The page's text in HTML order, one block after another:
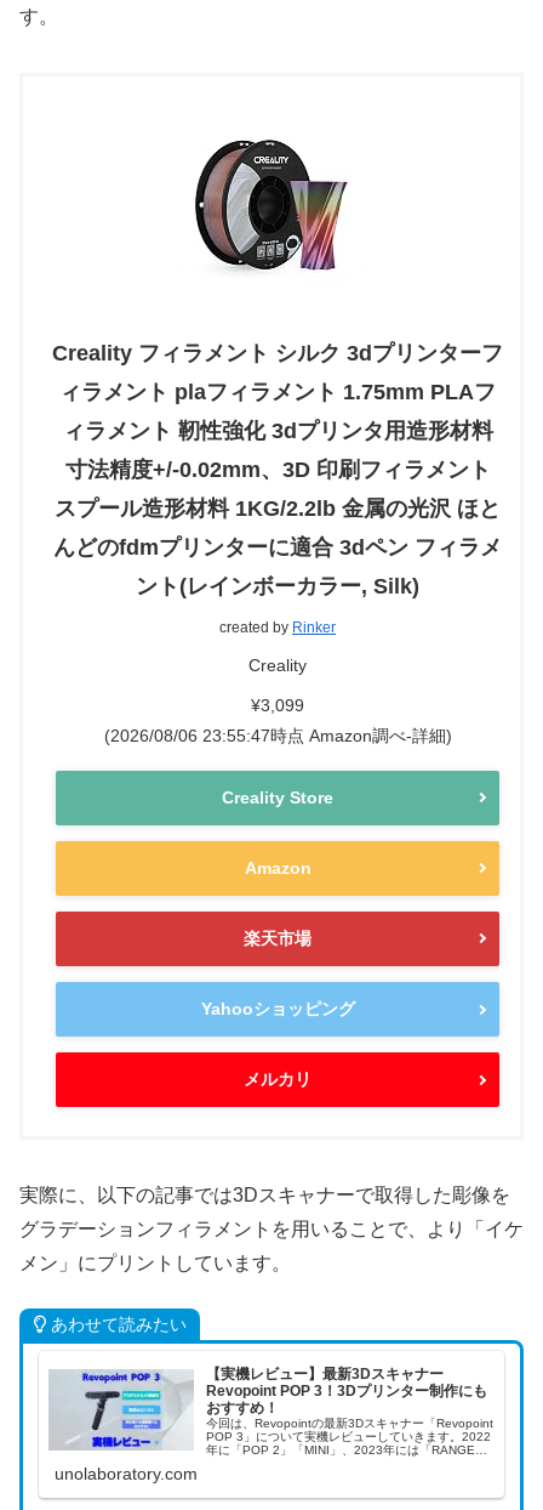
す。
Creality フィラメント シルク 3dプリンターフ
ィラメント plaフィラメント 1.75mm PLAフ
ィラメント 靭性強化 3dプリンタ用造形材料
寸法精度+/-0.02mm、3D 印刷フィラメント
スプール造形材料 1KG/2.2lb 金属の光沢 ほと
んどのfdmプリンターに適合 3dペン フィラメ
ント(レインボーカラー, Silk)
created by Rinker
Creality
¥3,099
(2026/08/06 23:55:47時点 Amazon調べ-詳細)
Creality Store
Amazon
楽天市場
Yahooショッピング
メルカリ
実際に、以下の記事では3Dスキャナーで取得した彫像を
グラデーションフィラメントを用いることで、より「イケ
メン」にプリントしています。
あわせて読みたい
【実機レビュー】最新3Dスキャナー
Revopoint POP 3！3Dプリンター制作にも
おすすめ！
今回は、Revopointの最新3Dスキャナー「Revopoint
POP 3」について実機レビューしていきます。2022
年に「POP 2」「MINI」、2023年には「RANGE」
unolaboratory.com